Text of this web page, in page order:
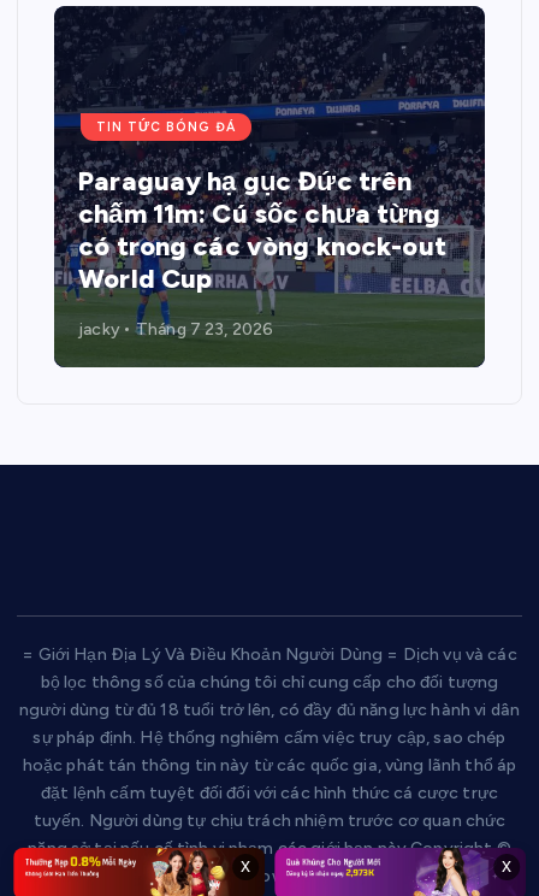
TIN TỨC BÓNG ĐÁ
Paraguay hạ gục Đức trên
chấm 11m: Cú sốc chưa từng
có trong các vòng knock-out
World Cup
jacky Tháng 7 23, 2026
= Giới Hạn Địa Lý Và Điều Khoản Người Dùng = Dịch vụ và các
bộ lọc thông số của chúng tôi chỉ cung cấp cho đối tượng
người dùng từ đủ 18 tuổi trở lên, có đầy đủ năng lực hành vi dân
sự pháp định. Hệ thống nghiêm cấm việc truy cập, sao chép
hoặc phát tán thông tin này từ các quốc gia, vùng lãnh thổ áp
đặt lệnh cấm tuyệt đối đối với các hình thức cá cược trực
tuyến. Người dùng tự chịu trách nhiệm trước cơ quan chức
năng sở tại nếu cố tình vi phạm các giới hạn này.Copyright ©
2026 klive | Powered by klive
x x